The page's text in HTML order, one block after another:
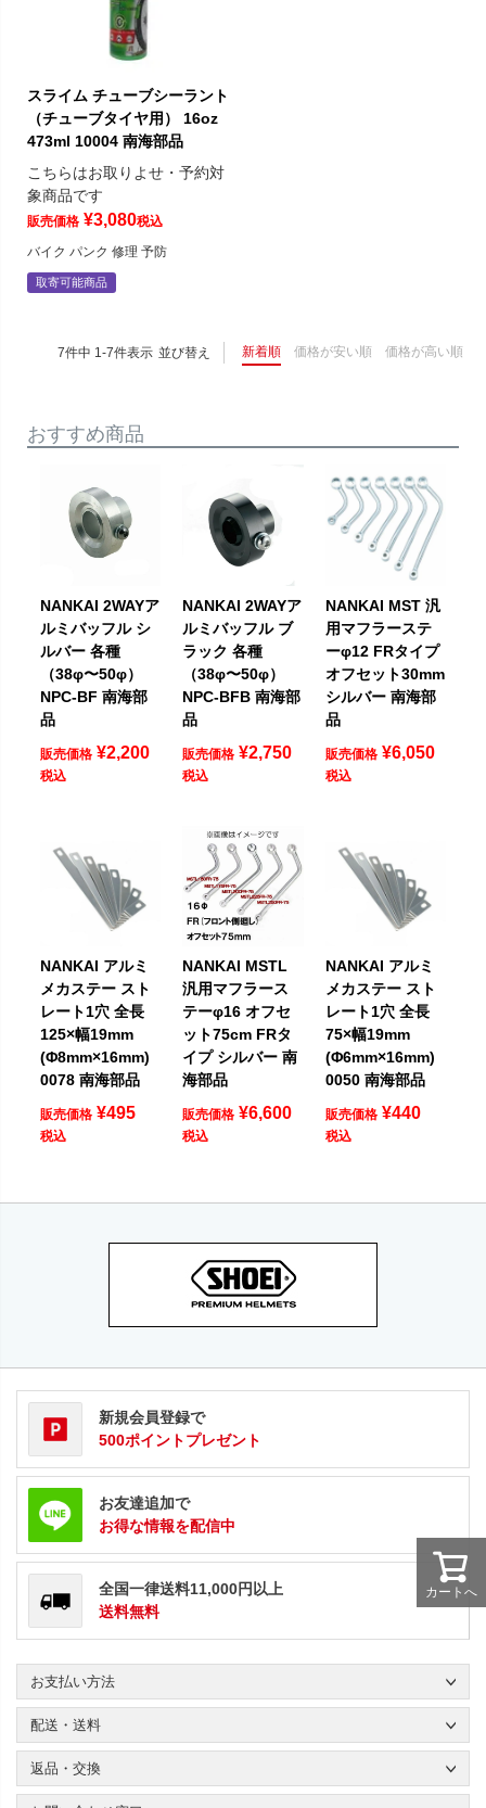
スライム チューブシーラント
（チューブタイヤ用） 16oz
473ml 10004 南海部品
こちらはお取りよせ・予約対
象商品です
販売価格 ¥3,080税込
バイク パンク 修理 予防
取寄可能商品
並び替え 新着順 価格が安い順 価格が高い順
7件中 1-7件表示
おすすめ商品
NANKAI 2WAYア
ルミバッフル シ
ルバー 各種
（38φ〜50φ）
NPC-BF 南海部
品
販売価格 ¥2,200
税込
NANKAI 2WAYア
ルミバッフル ブ
ラック 各種
（38φ〜50φ）
NPC-BFB 南海部
品
販売価格 ¥2,750
税込
NANKAI MST 汎
用マフラーステ
ーφ12 FRタイプ
オフセット30mm
シルバー 南海部
品
販売価格 ¥6,050
税込
NANKAI アルミ
メカステー スト
レート1穴 全長
125×幅19mm
(Φ8mm×16mm)
0078 南海部品
販売価格 ¥495
税込
NANKAI MSTL
汎用マフラース
テーφ16 オフセ
ット75cm FRタ
イプ シルバー 南
海部品
販売価格 ¥6,600
税込
NANKAI アルミ
メカステー スト
レート1穴 全長
75×幅19mm
(Φ6mm×16mm)
0050 南海部品
販売価格 ¥440
税込
カートへ
新規会員登録で
500ポイントプレゼント
お友達追加で
お得な情報を配信中
全国一律送料11,000円以上
送料無料
お支払い方法
配送・送料
返品・交換